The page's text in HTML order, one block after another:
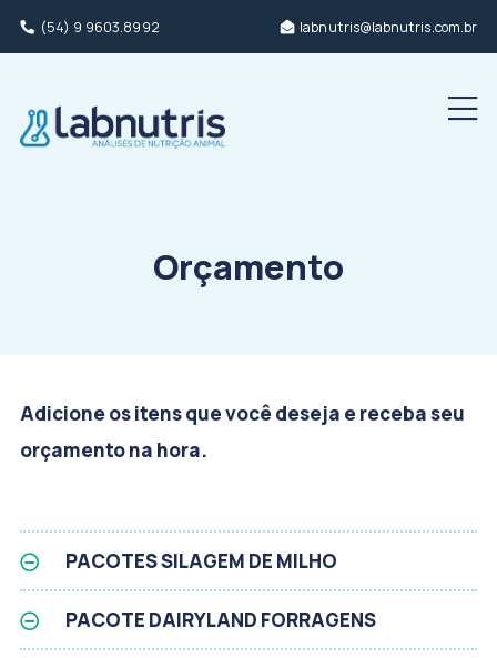
(54) 9 9603.8992 labnutris@labnutris.com.br
Orçamento
Adicione os itens que você deseja e receba seu
orçamento na hora.
PACOTES SILAGEM DE MILHO
PACOTE DAIRYLAND FORRAGENS